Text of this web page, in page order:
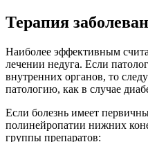
Терапия
Наиболее эффективным
лечении недуга. Если
внутренних органов, то
патологию, как в случае
Если болезнь имеет
полинейропатии нижних
группы препаратов: